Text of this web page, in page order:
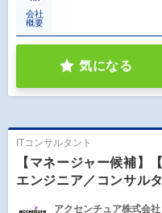
会社
概要
気になる
ITコンサルタント
【マネージャー候補】
エンジニア／コンサル
アクセンチュア株式会社